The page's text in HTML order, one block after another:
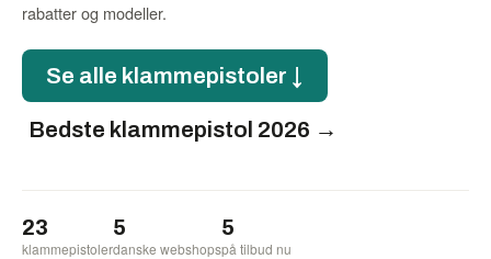
rabatter og modeller.
Se alle klammepistoler ↓
Bedste klammepistol 2026 →
23
klammepistoler
5
danske webshops
5
på tilbud nu